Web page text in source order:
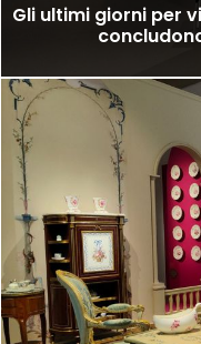
Gli ultimi giorni per